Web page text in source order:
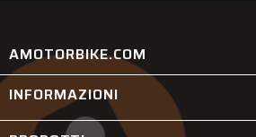
AMOTORBIKE.COM
INFORMAZIONI